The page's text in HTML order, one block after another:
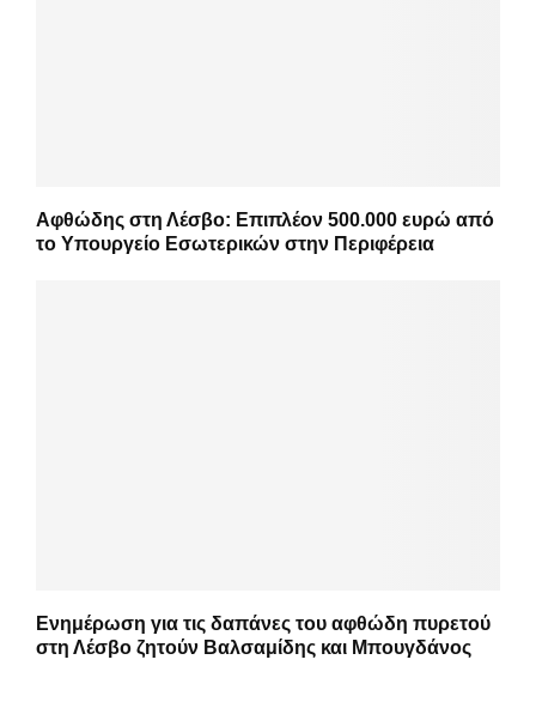
Αφθώδης στη Λέσβο: Επιπλέον 500.000 ευρώ από
το Υπουργείο Εσωτερικών στην Περιφέρεια
Ενημέρωση για τις δαπάνες του αφθώδη πυρετού
στη Λέσβο ζητούν Βαλσαμίδης και Μπουγδάνος